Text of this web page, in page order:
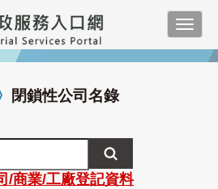
閉鎖性公司名錄
/商業/工廠登記資料